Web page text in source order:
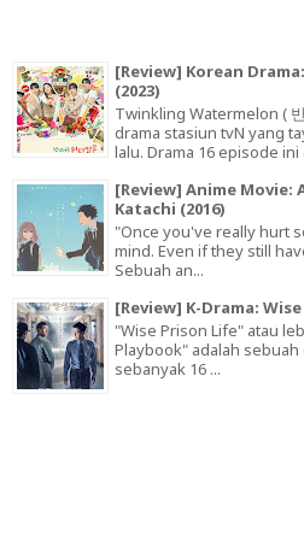
[Review] Korean
(2023)
Twinkling Watermelon (
drama stasiun tvN yang
lalu. Drama 16 episode
[Review] Anime Movie:
Katachi (2016)
"Once you've really hurt
mind. Even if they still
Sebuah an...
[Review] K-Drama:
"Wise Prison Life" atau
Playbook" adalah
sebanyak 16 ...